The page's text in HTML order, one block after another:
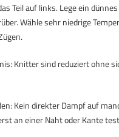
Teil auf links. Lege ein dünnes
Wähle sehr niedrige
Knitter sind reduziert ohne
Kein direkter Dampf auf
an einer Naht oder Kante